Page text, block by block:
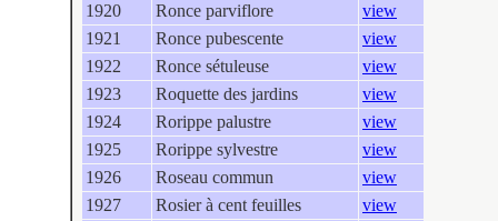
1920
Ronce parviflore
view
1921
Ronce pubescente
view
1922
Ronce sétuleuse
view
1923
Roquette des jardins
view
1924
Rorippe palustre
view
1925
Rorippe sylvestre
view
1926
Roseau commun
view
1927
Rosier à cent feuilles
view